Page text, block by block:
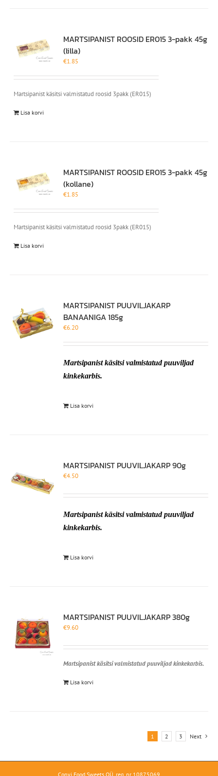
MARTSIPANIST ROOSID ER015 3-pakk 45g
(lilla)
€1.85
Martsipanist käsitsi valmistatud roosid 3pakk (ER015)
Lisa korvi
MARTSIPANIST ROOSID ER015 3-pakk 45g
(kollane)
€1.85
Martsipanist käsitsi valmistatud roosid 3pakk (ER015)
Lisa korvi
MARTSIPANIST PUUVILJAKARP
BANAANIGA 185g
€6.20
Martsipanist käsitsi valmistatud puuviljad
kinkekarbis.
Lisa korvi
MARTSIPANIST PUUVILJAKARP 90g
€4.50
Martsipanist käsitsi valmistatud puuviljad
kinkekarbis.
Lisa korvi
MARTSIPANIST PUUVILJAKARP 380g
€9.60
Martsipanist käsitsi valmistatud puuviljad kinkekarbis.
Lisa korvi
1 2 3 Next
Convi Food Sweets OÜ, reg. nr 10875069